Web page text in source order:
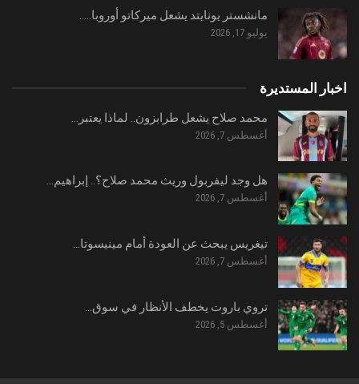
مانشستر يونايتد يشعل ميركاتو أوروبا..…
يوليو 17, 2026
اخبار المستديرة
محمد صلاح يشعل طرابزون.. لماذا يعتبر…
أغسطس 7, 2026
هل وجد ليفربول وريث محمد صلاح؟.. إبراهيم…
أغسطس 7, 2026
تيغريس يبحث عن العودة أمام مينيسوتا…
أغسطس 7, 2026
تروي باروت يخطف الأنظار في سوق…
أغسطس 5, 2026